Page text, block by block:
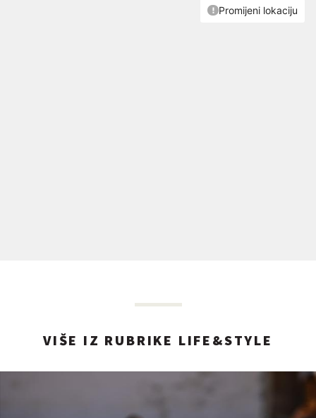
VIŠE IZ RUBRIKE LIFE&STYLE